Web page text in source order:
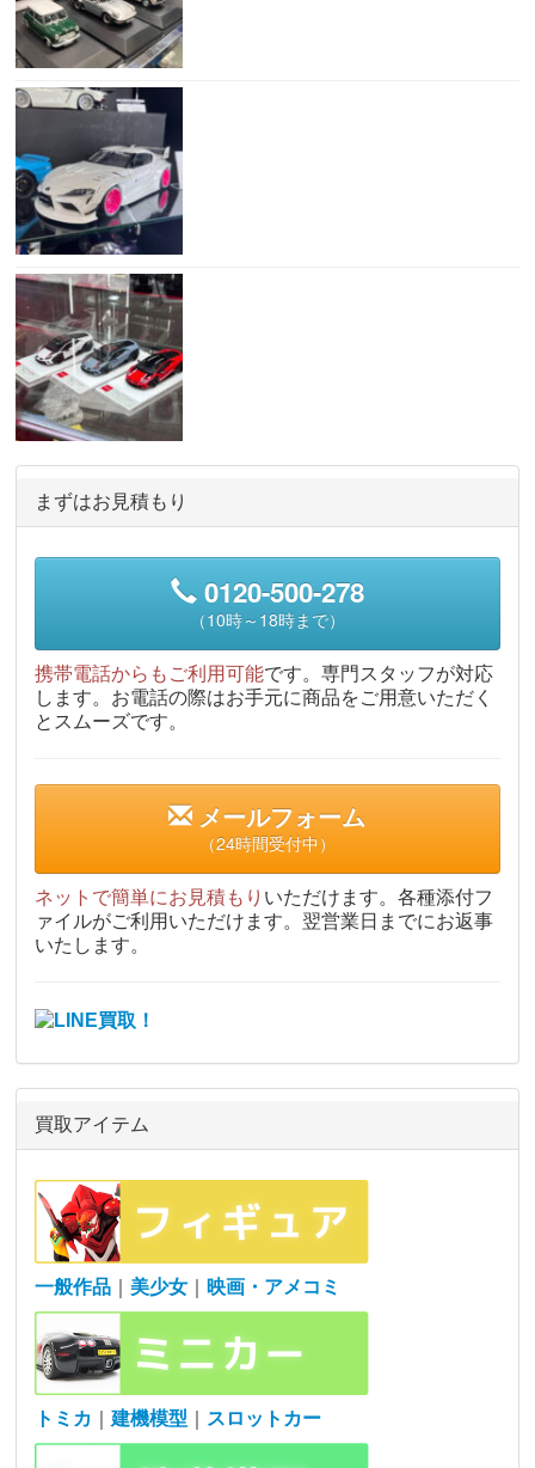
まずはお見積もり
0120-500-278
（10時～18時まで）
携帯電話からもご利用可能です。専門スタッフが対応
します。お電話の際はお手元に商品をご用意いただく
とスムーズです。
メールフォーム
（24時間受付中）
ネットで簡単にお見積もり いただけます。各種添付フ
ァイルがご利用いただけます。翌営業日までにお返事
いたします。
買取アイテム
一般作品 美少女 映画・アメコミ
トミカ ｜建機模型 スロットカー